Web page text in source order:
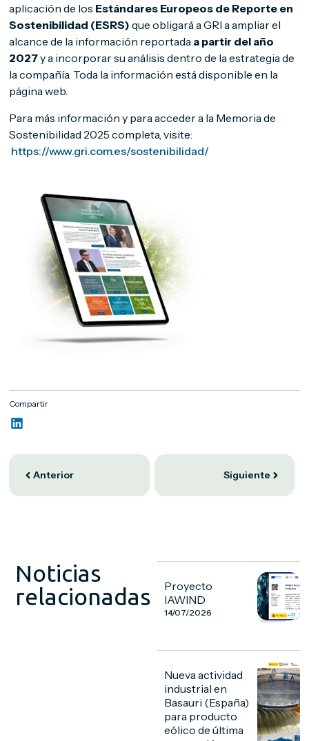
aplicación de los Estándares Europeos de Reporte en
Sostenibilidad (ESRS) que obligará a GRI a ampliar el
alcance de la información reportada a partir del año
2027y a incorporar su análisis dentro de la estrategia de
la compañía. Toda la información está disponible en la
página web.
Para más información y para acceder a la Memoria de
Sostenibilidad 2025 completa, visite:
https://www.gri.com.es/sostenibilidad/
Compartir
Anterior Siguiente
Noticias
relacionadas
Proyecto
IAWIND
14/07/2026
Nueva actividad
industrial en
Basauri (España)
para producto
eólico de última